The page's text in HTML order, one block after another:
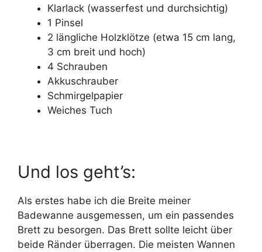
Klarlack (wasserfest und durchsichtig)
1 Pinsel
2 längliche Holzklötze (etwa 15 cm lang,
3 cm breit und hoch)
4 Schrauben
Akkuschrauber
Schmirgelpapier
Weiches Tuch
Und los geht’s:
Als erstes habe ich die Breite meiner
Badewanne ausgemessen, um ein passendes
Brett zu besorgen. Das Brett sollte leicht über
beide Ränder überragen. Die meisten Wannen